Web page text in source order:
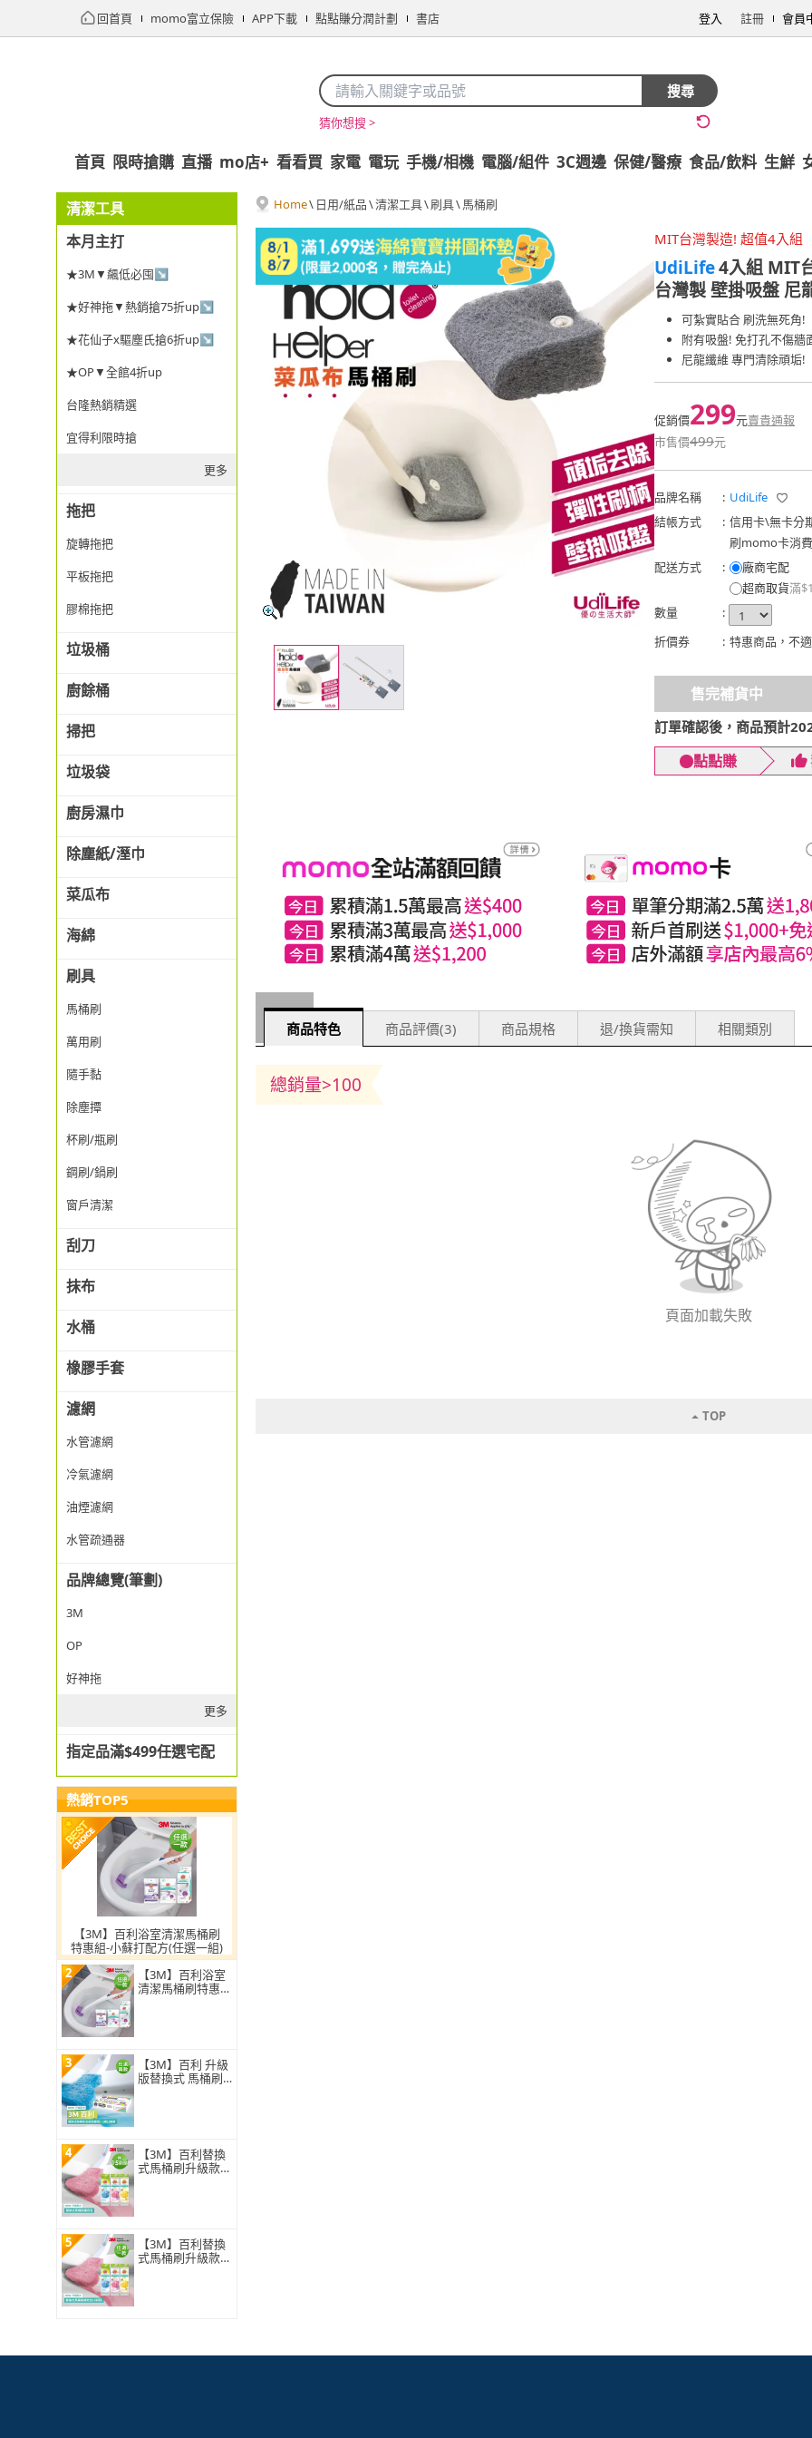
回首頁 momo富立保險 APP下載 點點賺分潤計劃 書店 登入 註冊 會員
搜尋
猜你想搜 >
首頁 限時搶購 直播 mo店+ 看看買 家電 電玩 手機/相機 電腦/組件 3C週邊 保健/醫療 食品/飲料 生鮮
清潔工具
本月主打
★3M▼飆低必囤↘
★好神拖▼熱銷搶75折up↘
★花仙子x驅塵氏搶6折up↘
★OP▼全館4折up
台隆熱銷精選
宜得利限時搶
更多
拖把
旋轉拖把
平板拖把
膠棉拖把
垃圾桶
廚餘桶
掃把
垃圾袋
廚房濕巾
除塵紙/溼巾
菜瓜布
海綿
刷具
馬桶刷
萬用刷
隨手黏
除塵撢
杯刷/瓶刷
鋼刷/鍋刷
窗戶清潔
刮刀
抹布
水桶
橡膠手套
濾網
水管濾網
冷氣濾網
油煙濾網
水管疏通器
品牌總覽(筆劃)
3M
OP
好神拖
更多
指定品滿$499任選宅配
熱銷TOP5
【3M】百利浴室清潔馬桶刷
特惠組-小蘇打配方(任選一組)
2
【3M】百利浴室
清潔馬桶刷特惠
3
【3M】百利 升級
版替換式 馬桶刷
4
【3M】百利替換
式馬桶刷升級款
5
【3M】百利替換
式馬桶刷升級款
Home\ 日用/紙品\清潔工具\刷具\馬桶刷
MIT台灣製造! 超值4入組
UdiLife4入組 MIT
台灣製 壁掛吸盤 尼
可紮實貼合 刷洗無死角!
附有吸盤! 免打孔不傷牆
尼龍纖維 專門清除頑垢!
促銷價299元賣貴通報
市售價499元
品牌名稱 : UdiLife
結帳方式
: 信用卡\無卡分
刷momo卡消
配送方式
:
廠商宅配
超商取貨滿
數量
:
折價券
: 特惠商品，不
售完補貨中
訂單確認後，商品預計
點點賺
商品特色 商品評價(3) 商品規格 退/換貨需知 相關類別
總銷量>100
頁面加載失敗
TOP